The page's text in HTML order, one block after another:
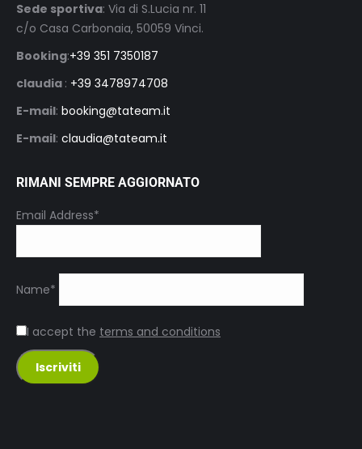
Sede sportiva: Via di S.Lucia nr. 11
c/o Casa Carbonaia, 50059 Vinci.
Booking:+39 351 7350187
claudia : +39 3478974708
E-mail: booking@tateam.it
E-mail: claudia@tateam.it
RIMANI SEMPRE AGGIORNATO
Email Address*
Name*
I accept the terms and conditions